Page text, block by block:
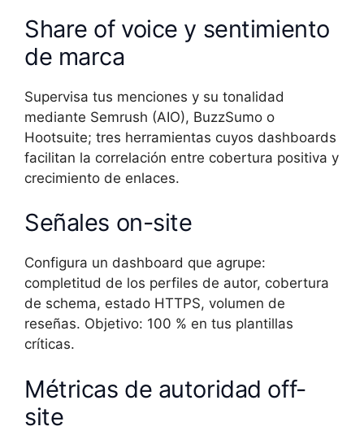
Share of voice y sentimiento
de marca
Supervisa tus menciones y su tonalidad
mediante Semrush (AIO), BuzzSumo o
Hootsuite; tres herramientas cuyos dashboards
facilitan la correlación entre cobertura positiva y
crecimiento de enlaces.
Señales on-site
Configura un dashboard que agrupe:
completitud de los perfiles de autor, cobertura
de schema, estado HTTPS, volumen de
reseñas. Objetivo: 100 % en tus plantillas
críticas.
Métricas de autoridad off-
site